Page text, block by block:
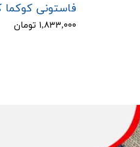
فاستونی کوکما کد
۱,۸۳۳,۰۰۰ تومان